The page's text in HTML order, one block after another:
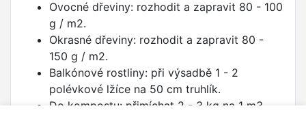
Ovocné dřeviny: rozhodit a zapravit 80 - 100
g / m2.
Okrasné dřeviny: rozhodit a zapravit 80 -
150 g / m2.
Balkónové rostliny: při výsadbě 1 - 2
polévkové lžíce na 50 cm truhlík.
Do kompostu: přimíchat 2 - 3 kg na 1 m3.